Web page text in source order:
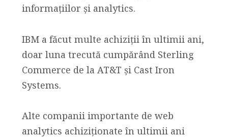
informațiilor și analytics.
IBM a făcut multe achiziții în ultimii ani,
doar luna trecută cumpărând Sterling
Commerce de la AT&T și Cast Iron
Systems.
Alte companii importante de web
analytics achiziționate în ultimii ani